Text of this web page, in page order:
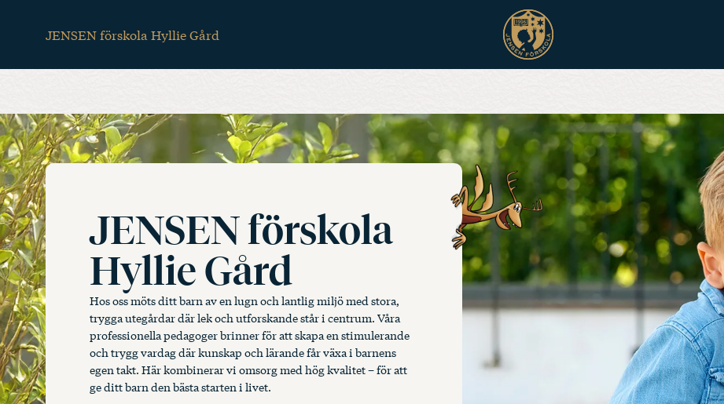
School
menu
(for
desktop)
JENSEN förskola Hyllie Gård
JENSEN förskola
Hyllie Gård
Hos oss möts ditt barn av en lugn och lantlig miljö med stora,
trygga utegårdar där lek och utforskande står i centrum. Våra
professionella pedagoger brinner för att skapa en stimulerande
och trygg vardag där kunskap och lärande får växa i barnens
egen takt. Här kombinerar vi omsorg med hög kvalitet – för att
ge ditt barn den bästa starten i livet.